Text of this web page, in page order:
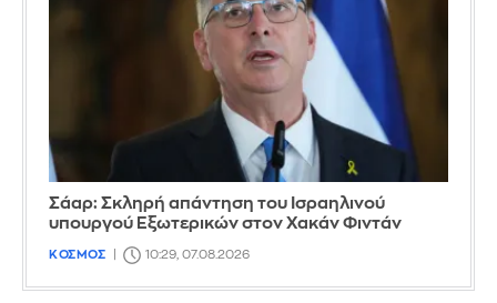
Σάαρ: Σκληρή απάντηση του Ισραηλινού
υπουργού Εξωτερικών στον Χακάν Φιντάν
ΚΟΣΜΟΣ 10:29, 07.08.2026